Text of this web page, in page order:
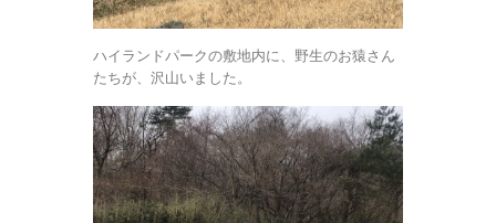
ハイランドパークの敷地内に、野生のお猿さん
たちが、沢山いました。